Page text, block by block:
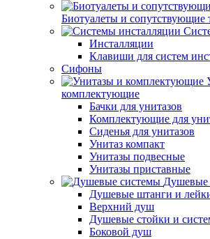
Биотуалеты и сопутствующие
Инсталляции
Клавиши для систем
Сифоны
комплектующие
Бачки для унитазов
Комплектующие для
Сиденья для унитазов
Унитаз компакт
Унитазы подвесные
Унитазы приставные
Душевые
Душевые штанги и
Верхний душ
Душевые стойки и
Боковой душ